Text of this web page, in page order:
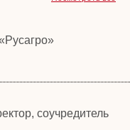
соучредитель